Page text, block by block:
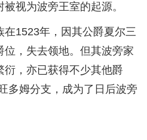
视为波旁王室的起源。
1523年，因其公爵夏尔三
，失去领地。但其波旁家
衍，亦已获得不少其他爵
多姆分支，成为了日后波旁